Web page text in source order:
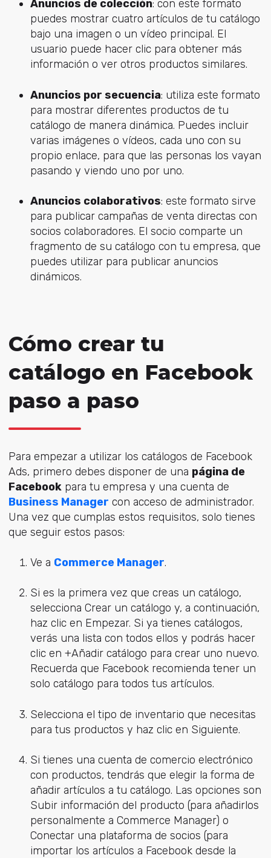
Anuncios de colección: con este formato
puedes mostrar cuatro artículos de tu catálogo
bajo una imagen o un vídeo principal. El
usuario puede hacer clic para obtener más
información o ver otros productos similares.
Anuncios por secuencia: utiliza este formato
para mostrar diferentes productos de tu
catálogo de manera dinámica. Puedes incluir
varias imágenes o vídeos, cada uno con su
propio enlace, para que las personas los vayan
pasando y viendo uno por uno.
Anuncios colaborativos: este formato sirve
para publicar campañas de venta directas con
socios colaboradores. El socio comparte un
fragmento de su catálogo con tu empresa, que
puedes utilizar para publicar anuncios
dinámicos.
Cómo crear tu
catálogo en Facebook
paso a paso
Para empezar a utilizar los catálogos de Facebook
Ads, primero debes disponer de una página de
Facebookpara tu empresa y una cuenta de
Business Manager con acceso de administrador.
Una vez que cumplas estos requisitos, solo tienes
que seguir estos pasos:
Ve a Commerce Manager.
Si es la primera vez que creas un catálogo,
selecciona Crear un catálogo y, a continuación,
haz clic en Empezar. Si ya tienes catálogos,
verás una lista con todos ellos y podrás hacer
clic en +Añadir catálogo para crear uno nuevo.
Recuerda que Facebook recomienda tener un
solo catálogo para todos tus artículos.
Selecciona el tipo de inventario que necesitas
para tus productos y haz clic en Siguiente.
Si tienes una cuenta de comercio electrónico
con productos, tendrás que elegir la forma de
añadir artículos a tu catálogo. Las opciones son
Subir información del producto (para añadirlos
personalmente a Commerce Manager) o
Conectar una plataforma de socios (para
importar los artículos a Facebook desde la